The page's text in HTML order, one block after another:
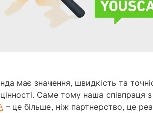
має значення, швидкість та
Саме тому наша співпраця
– це більше, ніж партнерство, це